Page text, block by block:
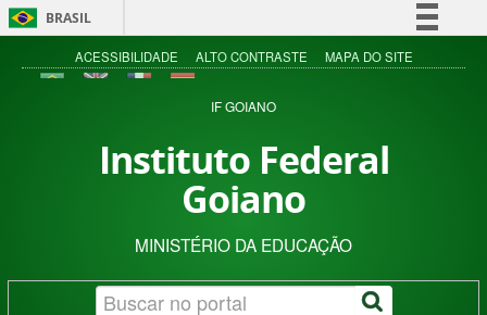
BRASIL
Simplifique!
Acesso à informação
ACESSIBILIDADE ALTO CONTRASTE MAPA DO SITE
IF GOIANO
Instituto Federal
Goiano
MINISTÉRIO DA EDUCAÇÃO